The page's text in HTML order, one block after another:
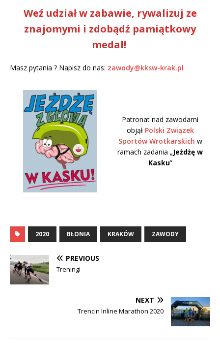
Weź udział w zabawie, rywalizuj ze
znajomymi i zdobądź pamiątkowy
medal!
Masz pytania ? Napisz do nas: zawody@kksw-krak.pl
Patronat nad zawodami
objął Polski Związek
Sportów Wrotkarskich w
ramach zadania „Jeżdżę w
Kasku”
2020 BŁONIA KRAKÓW ZAWODY
PREVIOUS
Treningi
NEXT
Trencin Inline Marathon 2020